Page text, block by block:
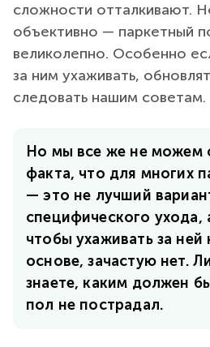
сложности отталкивают.
объективно — паркетный
великолепно. Особенно
за ним ухаживать,
следовать нашим советам.
Но мы все же не можем
факта, что для многих
— это не лучший
специфического ухода,
чтобы ухаживать за ней
основе, зачастую нет.
знаете, каким должен
пол не пострадал.